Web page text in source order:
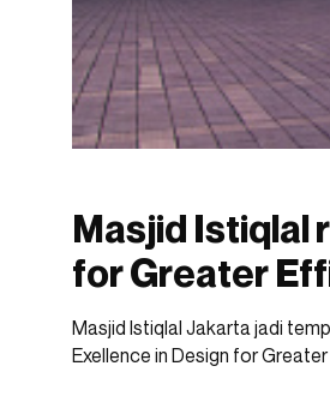
Masjid Istiqlal
for Greater
Masjid Istiqlal Jakarta jadi
Exellence in Design for